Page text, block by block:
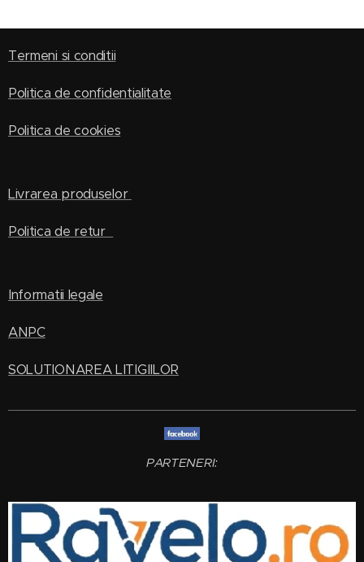
Termeni si conditii
Politica de confidentialitate
Politica de cookies
Livrarea produselor
Politica de retur
Informatii legale
ANPC
SOLUTIONAREA LITIGIILOR
PARTENERI: